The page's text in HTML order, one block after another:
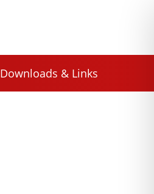
Down­loads & Links